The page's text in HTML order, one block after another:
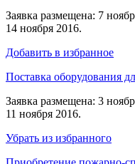
Заявка размещена: 7
14 ноября 2016.
Добавить в избранное
Поставка оборудования
Заявка размещена: 3
11 ноября 2016.
Убрать из избранного